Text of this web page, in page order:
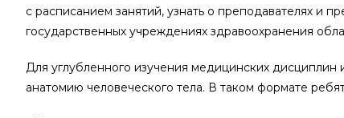
с расписанием занятий, узнать о преподавателях и
государственных учреждениях здравоохранения
Для углубленного изучения медицинских
анатомию человеческого тела. В таком формате